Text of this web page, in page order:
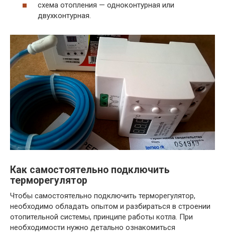
схема отопления — одноконтурная или
двухконтурная.
Как самостоятельно подключить
терморегулятор
Чтобы самостоятельно подключить терморегулятор,
необходимо обладать опытом и разбираться в строении
отопительной системы, принципе работы котла. При
необходимости нужно детально ознакомиться